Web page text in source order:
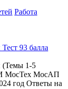
Работа
93 балла
(Темы 1-5
МосТех МосАП
год Ответы на